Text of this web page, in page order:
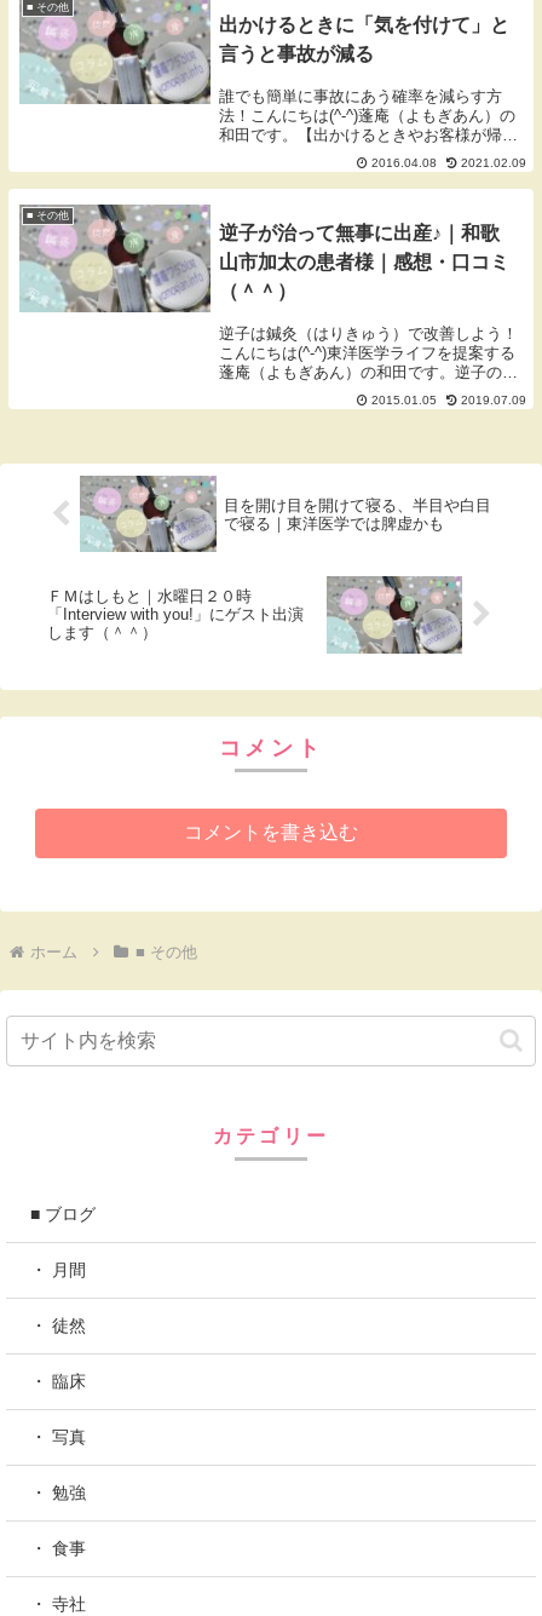
■ その他
出かけるときに「気を付けて」と
言うと事故が減る
誰でも簡単に事故にあう確率を減らす方
法！こんにちは(^-^)蓬庵（よもぎあん）の
和田です。【出かけるときやお客様が帰る
前に「気を付けて」と言うと事故が減る】
＜フェイスブックにあった投稿＞ 出かける
前に「気をつけて」って言うと、 事故にあ
2016.04.08 2021.02.09
■ その他
逆子が治って無事に出産♪｜和歌
山市加太の患者様｜感想・口コミ
（＾＾）
逆子は鍼灸（はりきゅう）で改善しよう！
こんにちは(^-^)東洋医学ライフを提案する
蓬庵（よもぎあん）の和田です。逆子の施
術をした患者様から、無事に出産されたと
メールがありました。なんとか助産院で出
2015.01.05 2019.07.09
目を開け目を開けて寝る、半目や白目
で寝る｜東洋医学では脾虚かも
ＦＭはしもと｜水曜日２０時
「Interview with you!」にゲスト出演
します（＾＾）
コメント
コメントを書き込む
ホーム ■ その他
カテゴリー
■ ブログ
・ 月間
・ 徒然
・ 臨床
・ 写真
・ 勉強
・ 食事
・ 寺社